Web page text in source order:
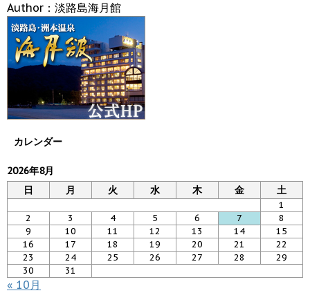
Author：淡路島海月館
カレンダー
2026年8月
日
月 火 水 木 金 土
1
2
3 4 5 6 7
8
9
10 11 12 13 14
15
16
17 18 19 20 21
22
23
24 25 26 27 28
29
30
31
« 10月